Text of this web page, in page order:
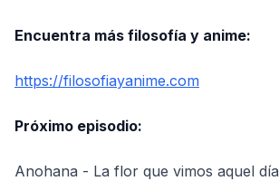
Encuentra más filosofía y anime:
https://filosofiayanime.com
Próximo episodio:
Anohana - La flor que vimos aquel día